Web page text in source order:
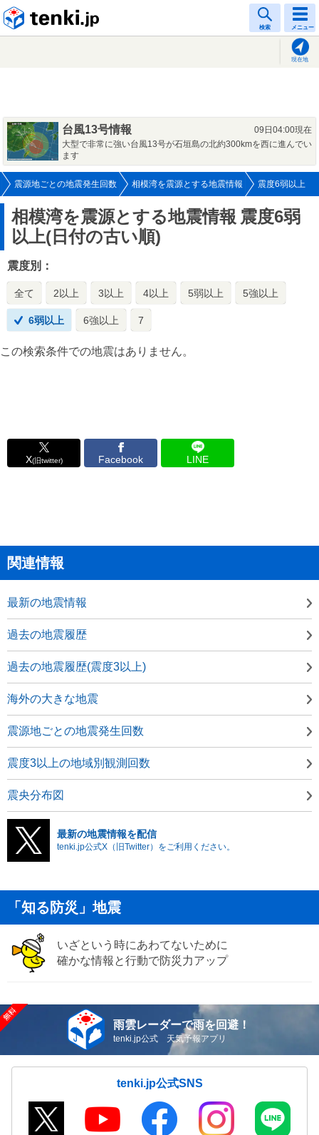
検索 メニュー
現在地
台風13号情報
09日04:00現在
大型で非常に強い台風13号が石垣島の北約300kmを西に進んでい
ます
震源地ごとの地震発生回数 相模湾を震源とする地震情報 震度6弱以上
相模湾を震源とする地震情報 震度6弱
以上(日付の古い順)
震度別：
全て 2以上 3以上 4以上 5弱以上 5強以上
6弱以上 6強以上 7
この検索条件での地震はありません。
X(旧twitter) Facebook LINE
関連情報
最新の地震情報
過去の地震履歴
過去の地震履歴(震度3以上)
海外の大きな地震
震源地ごとの地震発生回数
震度3以上の地域別観測回数
震央分布図
最新の地震情報を配信
tenki.jp公式X（旧Twitter）をご利用ください。
「知る防災」地震
いざという時にあわてないために
確かな情報と行動で防災力アップ
雨雲レーダーで雨を回避！
tenki.jp公式 天気予報アプリ
tenki.jp公式SNS